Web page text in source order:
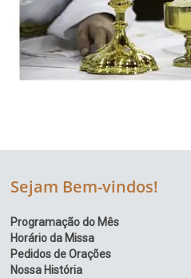
Sejam Bem-vindos!
Programação do Mês
Horário da Missa
Pedidos de Orações
Nossa História